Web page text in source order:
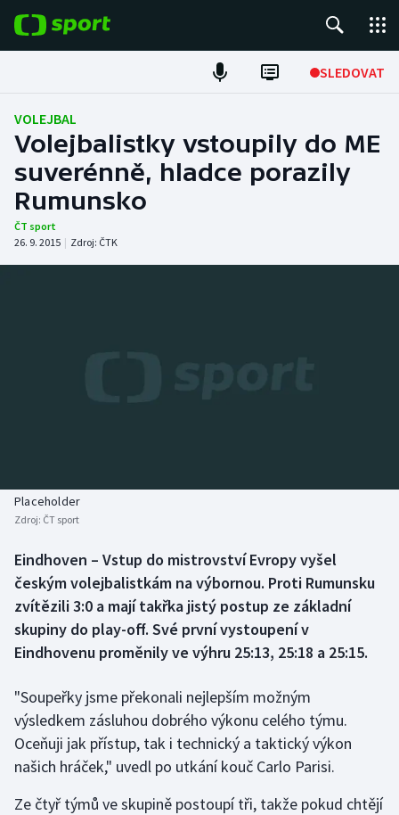
SLEDOVAT
Fotbal
Hokej
Tenis
Atletika
Biatlon
Box
Curling
Florbal
Futsal
Golf
Aplikace ČT sport
VOLEJBAL
Volejbalistky vstoupily do ME
suverénně, hladce porazily
Rumunsko
ČT sport
26. 9. 2015 | Zdroj: ČTK
Placeholder
Zdroj: ČT sport
Eindhoven – Vstup do mistrovství Evropy vyšel
českým volejbalistkám na výbornou. Proti Rumunsku
zvítězili 3:0 a mají takřka jistý postup ze základní
skupiny do play-off. Své první vystoupení v
Eindhovenu proměnily ve výhru 25:13, 25:18 a 25:15.
"Soupeřky jsme překonali nejlepším možným
výsledkem zásluhou dobrého výkonu celého týmu.
Oceňuji jak přístup, tak i technický a taktický výkon
našich hráček," uvedl po utkání kouč Carlo Parisi.
Ze čtyř týmů ve skupině postoupí tři, takže pokud chtějí